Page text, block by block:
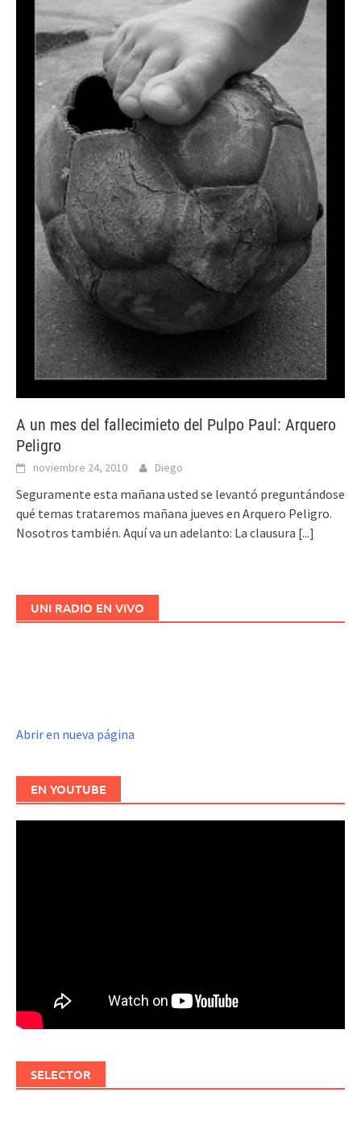
A un mes del fallecimieto del Pulpo Paul: Arquero
Peligro
noviembre 24, 2010 Diego
Seguramente esta mañana usted se levantó preguntándose
qué temas trataremos mañana jueves en Arquero Peligro.
Nosotros también. Aquí va un adelanto: La clausura [...]
UNI RADIO EN VIVO
Abrir en nueva página
EN YOUTUBE
SELECTOR